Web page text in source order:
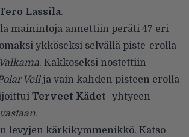
Lassila.
mainintoja annettiin peräti 47 eri
ykköseksi selvällä piste-erolla
Valkama. Kakkoseksi nostettiin
Veilja vain kahden pisteen erolla
Terveet Kädet -yhtyeen
.
levyjen kärkikymmenikkö. Katso